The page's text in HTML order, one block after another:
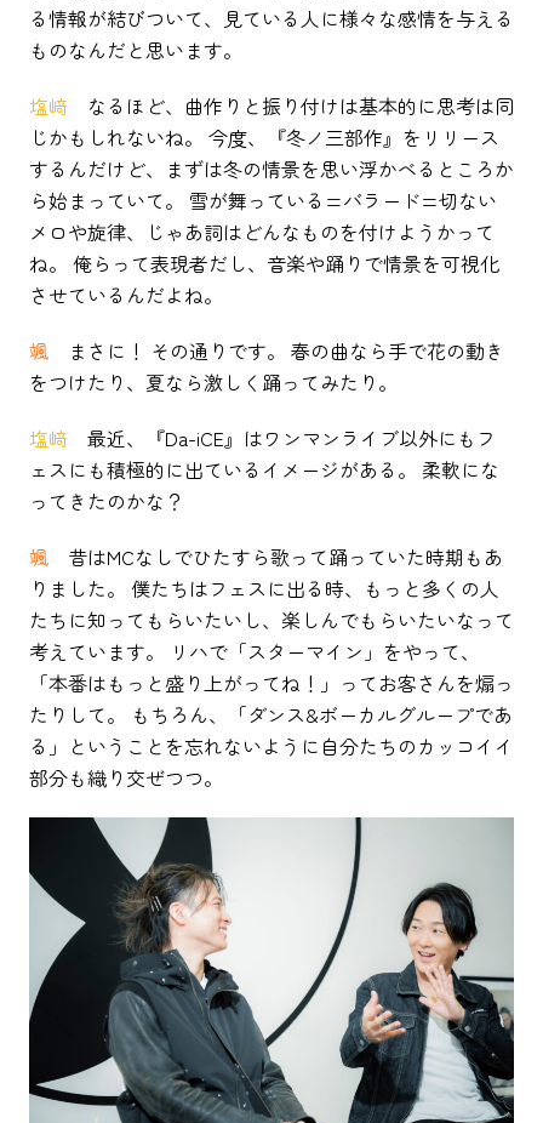
る情報が結びついて、見ている人に様々な感情を与える
ものなんだと思います。
塩﨑 なるほど、曲作りと振り付けは基本的に思考は同
じかもしれないね。 今度、『冬ノ三部作』をリリース
するんだけど、まずは冬の情景を思い浮かべるところか
ら始まっていて。 雪が舞っている=バラード=切ない
メロや旋律、じゃあ詞はどんなものを付けようかって
ね。 俺らって表現者だし、音楽や踊りで情景を可視化
させているんだよね。
颯 まさに！ その通りです。 春の曲なら手で花の動き
をつけたり、夏なら激しく踊ってみたり。
塩﨑 最近、『Da-iCE』はワンマンライブ以外にもフ
ェスにも積極的に出ているイメージがある。 柔軟にな
ってきたのかな？
颯 昔はMCなしでひたすら歌って踊っていた時期もあ
りました。 僕たちはフェスに出る時、もっと多くの人
たちに知ってもらいたいし、楽しんでもらいたいなって
考えています。 リハで「スターマイン」をやって、
「本番はもっと盛り上がってね！」ってお客さんを煽っ
たりして。 もちろん、「ダンス&ボーカルグループであ
る」ということを忘れないように自分たちのカッコイイ
部分も織り交ぜつつ。